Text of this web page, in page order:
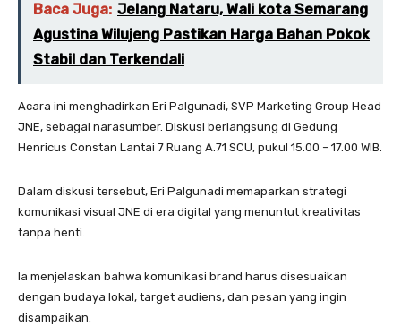
Baca Juga: Jelang Nataru, Wali kota Semarang
Agustina Wilujeng Pastikan Harga Bahan Pokok
Stabil dan Terkendali
Acara ini menghadirkan Eri Palgunadi, SVP Marketing Group Head
JNE, sebagai narasumber. Diskusi berlangsung di Gedung
Henricus Constan Lantai 7 Ruang A.71 SCU, pukul 15.00 – 17.00 WIB.
Dalam diskusi tersebut, Eri Palgunadi memaparkan strategi
komunikasi visual JNE di era digital yang menuntut kreativitas
tanpa henti.
Ia menjelaskan bahwa komunikasi brand harus disesuaikan
dengan budaya lokal, target audiens, dan pesan yang ingin
disampaikan.